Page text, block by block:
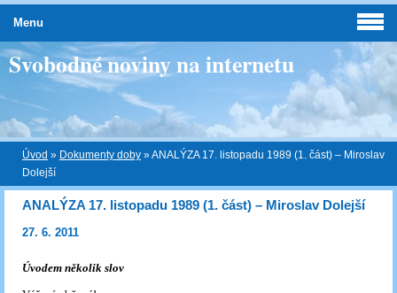
Svobodné noviny na internetu
Úvod » Dokumenty doby »ANALÝZA 17. listopadu 1989 (1. část) – Miroslav
Dolejší
ANALÝZA 17. listopadu 1989 (1. část) – Miroslav Dolejší
27. 6. 2011
Úvodem několik slov
Menu